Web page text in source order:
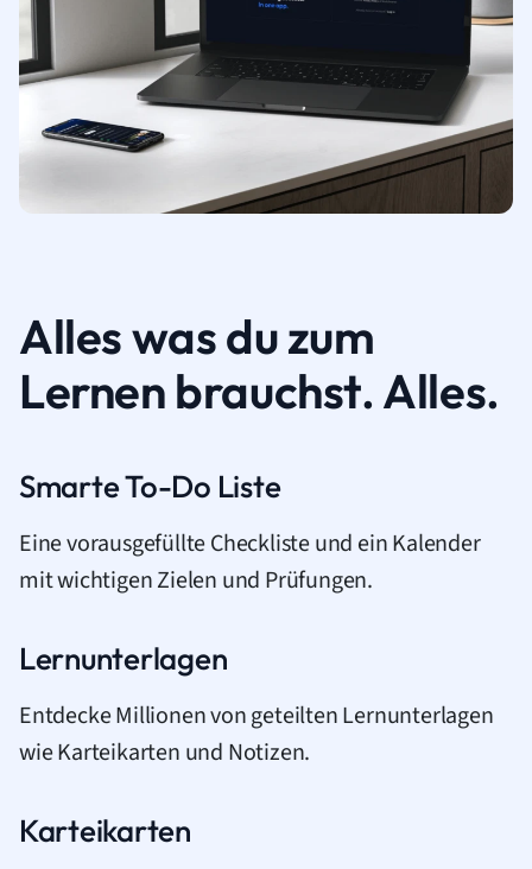
Alles was du zum
Lernen brauchst. Alles.
Smarte To-Do Liste
Eine vorausgefüllte Checkliste und ein Kalender
mit wichtigen Zielen und Prüfungen.
Lernunterlagen
Entdecke Millionen von geteilten Lernunterlagen
wie Karteikarten und Notizen.
Karteikarten